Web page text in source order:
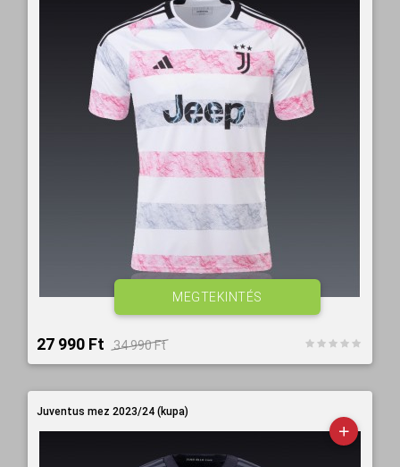
27 990 Ft‎ 34 990 Ft‎
MEGTEKINTÉS
Juventus mez 2023/24 (kupa)